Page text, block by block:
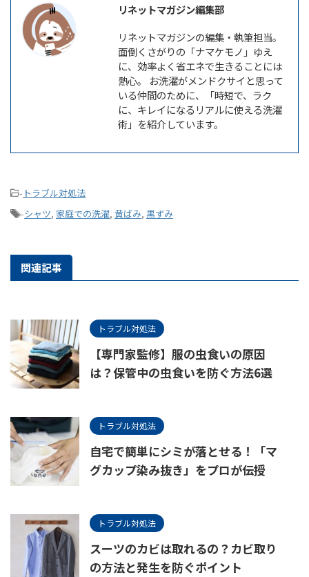
リネットマガジン編集部
リネットマガジンの編集・執筆担当。
面倒くさがりの「ナマケモノ」ゆえ
に、効率よく省エネで生きることには
熱心。 お洗濯がメンドクサイと思って
いる仲間のために、「時短で、ラク
に、キレイになるリアルに使える洗濯
術」を紹介しています。
- トラブル対処法
-シャツ, 家庭での洗濯, 黄ばみ, 黒ずみ
関連記事
トラブル対処法
【専門家監修】服の虫食いの原因
は？保管中の虫食いを防ぐ方法6選
トラブル対処法
自宅で簡単にシミが落とせる！「マ
グカップ染み抜き」をプロが伝授
トラブル対処法
スーツのカビは取れるの？カビ取り
の方法と発生を防ぐポイント